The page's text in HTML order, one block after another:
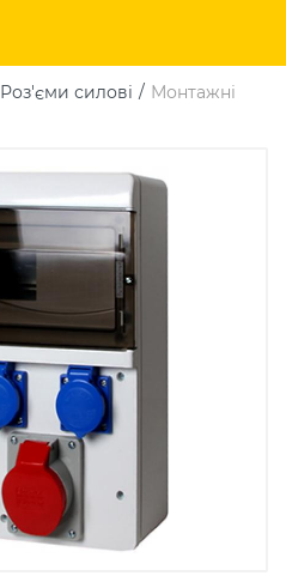
Роз'єми силові
Монтажні